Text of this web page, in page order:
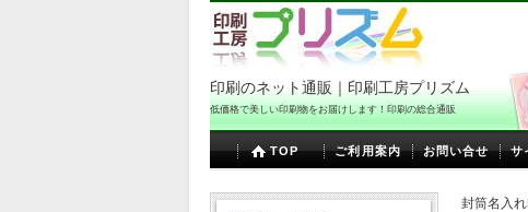
印刷のネット通販｜印刷工房プリズム
低価格で美しい印刷物をお届けします！印刷の総合通販
TOP ご利用案内 お問い合せ サ
封筒名入